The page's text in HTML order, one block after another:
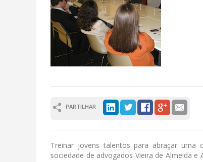
PARTILHAR
Treinar jovens talentos para abraçar
sociedade de advogados Vieira de Almeida